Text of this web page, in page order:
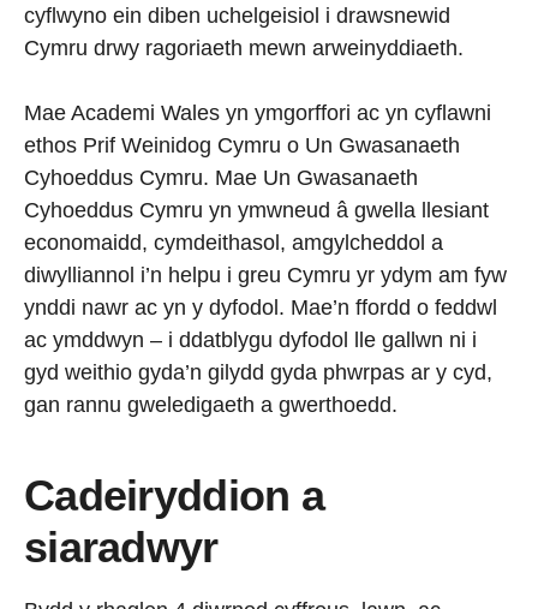
cyflwyno ein diben uchelgeisiol i drawsnewid
Cymru drwy ragoriaeth mewn arweinyddiaeth.
Mae Academi Wales yn ymgorffori ac yn cyflawni
ethos Prif Weinidog Cymru o Un Gwasanaeth
Cyhoeddus Cymru. Mae Un Gwasanaeth
Cyhoeddus Cymru yn ymwneud â gwella llesiant
economaidd, cymdeithasol, amgylcheddol a
diwylliannol i’n helpu i greu Cymru yr ydym am fyw
ynddi nawr ac yn y dyfodol. Mae’n ffordd o feddwl
ac ymddwyn – i ddatblygu dyfodol lle gallwn ni i
gyd weithio gyda’n gilydd gyda phwrpas ar y cyd,
gan rannu gweledigaeth a gwerthoedd.
Cadeiryddion a
siaradwyr